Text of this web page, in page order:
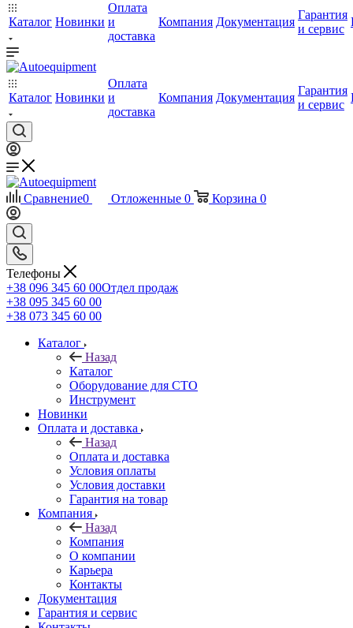
Каталог Новинки
Оплата
и
доставка
Компания Документация
Гарантия
и сервис
Каталог Новинки
Оплата
и
доставка
Компания Документация
Гарантия
и сервис
Сравнение0 Отложенные 0 Корзина 0
Телефоны
+38 096 345 60 00Отдел продаж
+38 095 345 60 00
+38 073 345 60 00
Каталог
Назад
Каталог
Оборудование для СТО
Инструмент
Новинки
Оплата и доставка
Назад
Оплата и доставка
Условия оплаты
Условия доставки
Гарантия на товар
Компания
Назад
Компания
О компании
Карьера
Контакты
Документация
Гарантия и сервис